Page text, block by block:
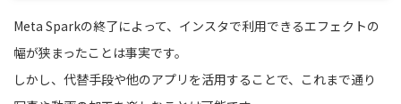
Meta Sparkの終了によって、インスタで利用できるエフェクトの
幅が狭まったことは事実です。
しかし、代替手段や他のアプリを活用することで、これまで通り